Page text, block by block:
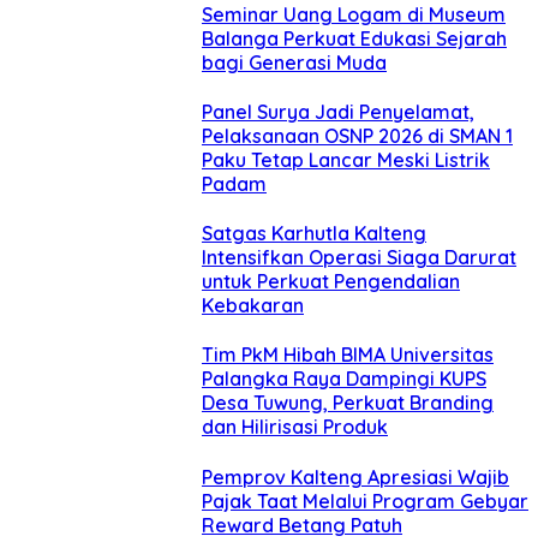
Seminar Uang Logam di Museum
Balanga Perkuat Edukasi Sejarah
bagi Generasi Muda
Panel Surya Jadi Penyelamat,
Pelaksanaan OSNP 2026 di SMAN 1
Paku Tetap Lancar Meski Listrik
Padam
Satgas Karhutla Kalteng
Intensifkan Operasi Siaga Darurat
untuk Perkuat Pengendalian
Kebakaran
Tim PkM Hibah BIMA Universitas
Palangka Raya Dampingi KUPS
Desa Tuwung, Perkuat Branding
dan Hilirisasi Produk
Pemprov Kalteng Apresiasi Wajib
Pajak Taat Melalui Program Gebyar
Reward Betang Patuh